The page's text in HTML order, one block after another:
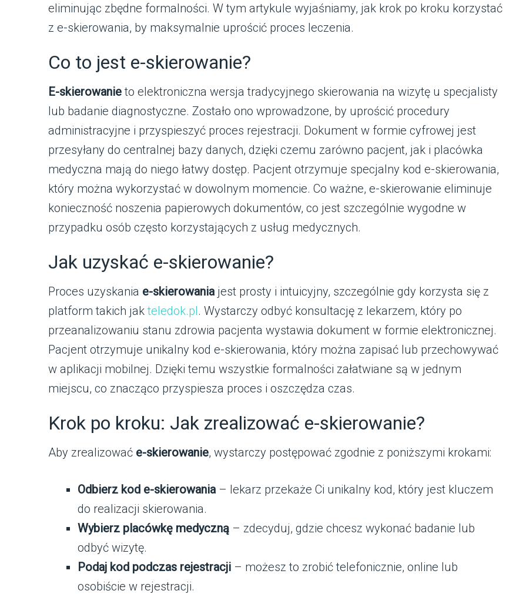
eliminując zbędne formalności. W tym artykule wyjaśniamy, jak krok po kroku korzystać
z e-skierowania, by maksymalnie uprościć proces leczenia.
Co to jest e-skierowanie?
E-skierowanieto elektroniczna wersja tradycyjnego skierowania na wizytę u specjalisty
lub badanie diagnostyczne. Zostało ono wprowadzone, by uprościć procedury
administracyjne i przyspieszyć proces rejestracji. Dokument w formie cyfrowej jest
przesyłany do centralnej bazy danych, dzięki czemu zarówno pacjent, jak i placówka
medyczna mają do niego łatwy dostęp. Pacjent otrzymuje specjalny kod e-skierowania,
który można wykorzystać w dowolnym momencie. Co ważne, e-skierowanie eliminuje
konieczność noszenia papierowych dokumentów, co jest szczególnie wygodne w
przypadku osób często korzystających z usług medycznych.
Jak uzyskać e-skierowanie?
Proces uzyskania e-skierowania jest prosty i intuicyjny, szczególnie gdy korzysta się z
platform takich jak teledok.pl. Wystarczy odbyć konsultację z lekarzem, który po
przeanalizowaniu stanu zdrowia pacjenta wystawia dokument w formie elektronicznej.
Pacjent otrzymuje unikalny kod e-skierowania, który można zapisać lub przechowywać
w aplikacji mobilnej. Dzięki temu wszystkie formalności załatwiane są w jednym
miejscu, co znacząco przyspiesza proces i oszczędza czas.
Krok po kroku: Jak zrealizować e-skierowanie?
Aby zrealizować e-skierowanie, wystarczy postępować zgodnie z poniższymi krokami:
Odbierz kod e-skierowania – lekarz przekaże Ci unikalny kod, który jest kluczem
do realizacji skierowania.
Wybierz placówkę medyczną – zdecyduj, gdzie chcesz wykonać badanie lub
odbyć wizytę.
Podaj kod podczas rejestracji – możesz to zrobić telefonicznie, online lub
osobiście w rejestracji.